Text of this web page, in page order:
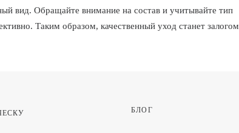
вид. Обращайте внимание на состав и учитывайте тип
Таким образом, качественный уход станет залогом
БЛОГ